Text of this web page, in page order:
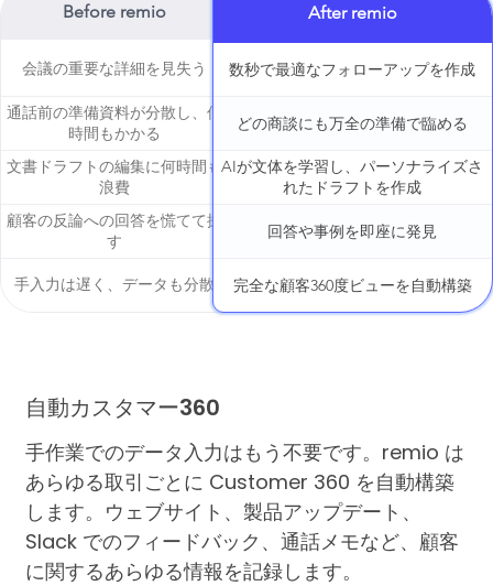
Before remio
会議の重要な詳細を見失う
通話前の準備資料が分散し、何
時間もかかる
文書ドラフトの編集に何時間も
浪費
顧客の反論への回答を慌てて探
す
手入力は遅く、データも分散
After remio
数秒で最適なフォローアップを作成
どの商談にも万全の準備で臨める
AIが文体を学習し、パーソナライズさ
れたドラフトを作成
回答や事例を即座に発見
完全な顧客360度ビューを自動構築
自動カスタマー360
手作業でのデータ入力はもう不要です。remio は
あらゆる取引ごとに Customer 360 を自動構築
します。ウェブサイト、製品アップデート、
Slack でのフィードバック、通話メモなど、顧客
に関するあらゆる情報を記録します。